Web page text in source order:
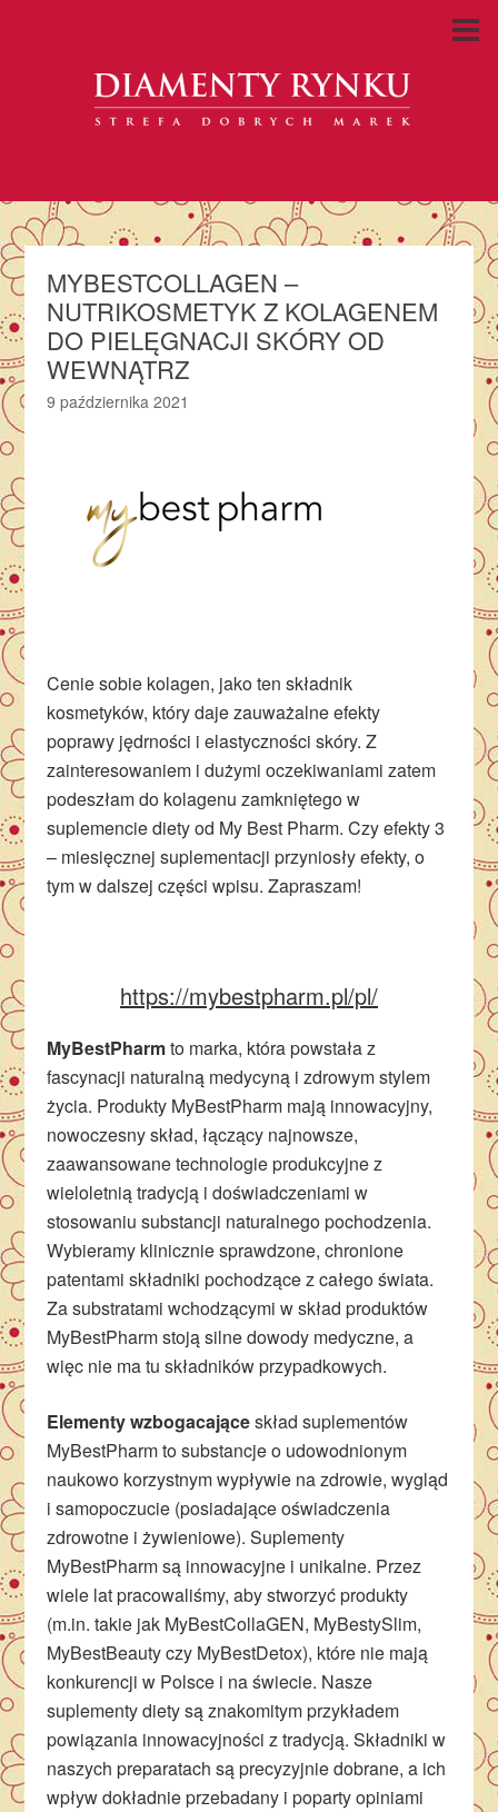
MYBESTCOLLAGEN –
NUTRIKOSMETYK Z KOLAGENEM
DO PIELĘGNACJI SKÓRY OD
WEWNĄTRZ
9 października 2021
Cenie sobie kolagen, jako ten składnik
kosmetyków, który daje zauważalne efekty
poprawy jędrności i elastyczności skóry. Z
zainteresowaniem i dużymi oczekiwaniami zatem
podeszłam do kolagenu zamkniętego w
suplemencie diety od My Best Pharm. Czy efekty 3
– miesięcznej suplementacji przyniosły efekty, o
tym w dalszej części wpisu. Zapraszam!
https://mybestpharm.pl/pl/
MyBestPharmto marka, która powstała z
fascynacji naturalną medycyną i zdrowym stylem
życia. Produkty MyBestPharm mają innowacyjny,
nowoczesny skład, łączący najnowsze,
zaawansowane technologie produkcyjne z
wieloletnią tradycją i doświadczeniami w
stosowaniu substancji naturalnego pochodzenia.
Wybieramy klinicznie sprawdzone, chronione
patentami składniki pochodzące z całego świata.
Za substratami wchodzącymi w skład produktów
MyBestPharm stoją silne dowody medyczne, a
więc nie ma tu składników przypadkowych.
Elementy wzbogacająceskład suplementów
MyBestPharm to substancje o udowodnionym
naukowo korzystnym wypływie na zdrowie, wygląd
i samopoczucie (posiadające oświadczenia
zdrowotne i żywieniowe). Suplementy
MyBestPharm są innowacyjne i unikalne. Przez
wiele lat pracowaliśmy, aby stworzyć produkty
(m.in. takie jak MyBestCollaGEN, MyBestySlim,
MyBestBeauty czy MyBestDetox), które nie mają
konkurencji w Polsce i na świecie. Nasze
suplementy diety są znakomitym przykładem
powiązania innowacyjności z tradycją. Składniki w
naszych preparatach są precyzyjnie dobrane, a ich
wpływ dokładnie przebadany i poparty opiniami